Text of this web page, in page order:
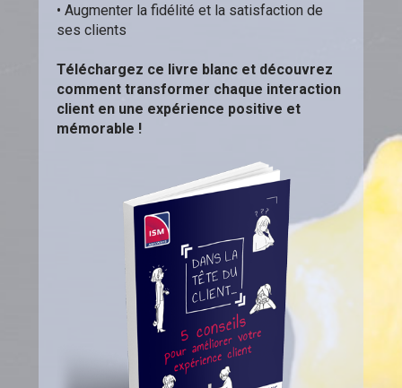
• Augmenter la fidélité et la satisfaction de
ses clients
Téléchargez ce livre blanc et découvrez
comment transformer chaque interaction
client en une expérience positive et
mémorable !